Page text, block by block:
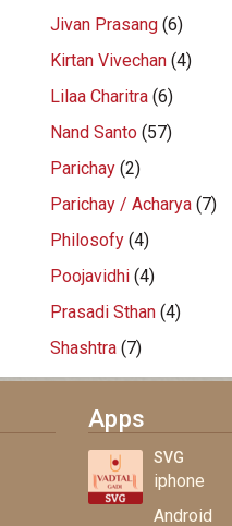
Jivan Prasang(6)
Kirtan Vivechan(4)
Lilaa Charitra(6)
Nand Santo(57)
Parichay(2)
Parichay / Acharya(7)
Philosofy(4)
Poojavidhi(4)
Prasadi Sthan(4)
Shashtra(7)
Apps
SVG
iphone
Android